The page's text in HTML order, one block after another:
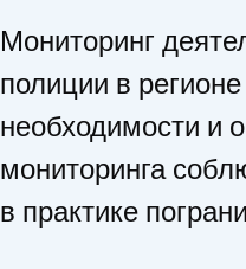
Мониторинг
полиции в
необходимости и
мониторинга
в практике